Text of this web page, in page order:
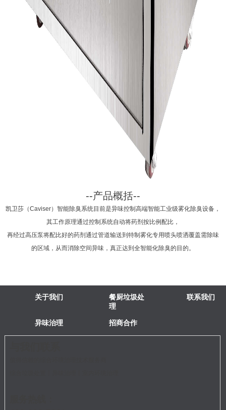
--产品概括--
凯卫莎（Caviser）智能除臭系统目前是异味控制高端智能工业级雾化除臭设备，
其工作原理通过控制系统自动将药剂按比例配比，
再经过高压泵将配比好的药剂通过管道输送到特制雾化专用喷头喷洒覆盖需除味
的区域，从而消除空间异味，真正达到全智能化除臭的目的。
关于我们
餐厨垃圾处
理
异味治理 招商合作
联系我们